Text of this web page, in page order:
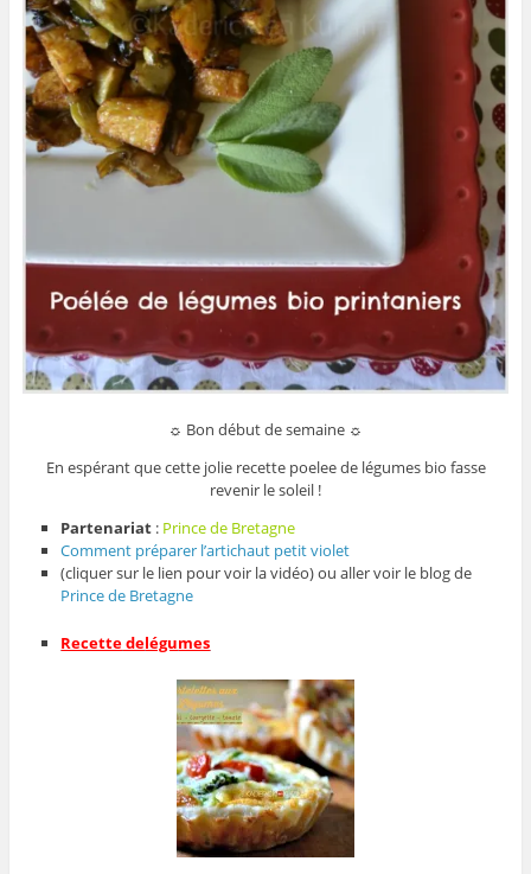
☼ Bon début de semaine ☼
En espérant que cette jolie recette poelee de légumes bio fasse
revenir le soleil !
Partenariat : Prince de Bretagne
Comment préparer l’artichaut petit violet
(cliquer sur le lien pour voir la vidéo) ou aller voir le blog de
Prince de Bretagne
Recettedelégumes